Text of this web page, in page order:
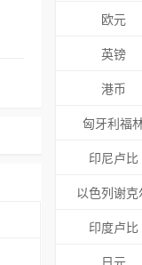
欧元
英镑
港币
匈牙利福
印尼卢比
以色列谢克
印度卢比
日元